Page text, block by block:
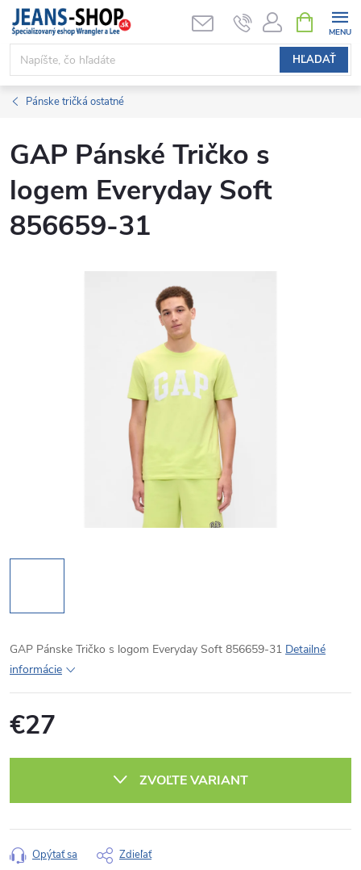
Prejsť
obsah
HĽADAŤ
KOŠÍK
Pánske tričká ostatné
GAP Pánské Tričko s
logem Everyday Soft
856659-31
GAP Pánske Tričko s logom Everyday Soft 856659-31 Detailné
informácie
€27
ZVOĽTE VARIANT
Opýtať sa Zdieľať